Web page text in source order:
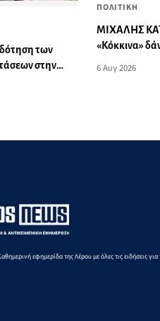
των
στην
και
που
ΠΟΛΙΤΙΚΗ
ΜΙΧΑΛΗΣ
«Κόκκινα»
επιχειρήσεις
6 Αυγ 2026
εφημερίδα της Λέρου με όλες τις ειδήσεις